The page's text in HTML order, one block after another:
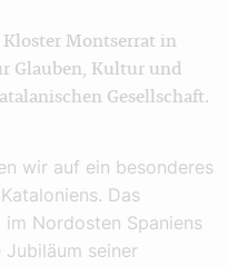
Kloster Montserrat in
Glauben, Kultur und
Gesellschaft.
wir auf ein besonderes
Das
Nordosten Spaniens
seiner